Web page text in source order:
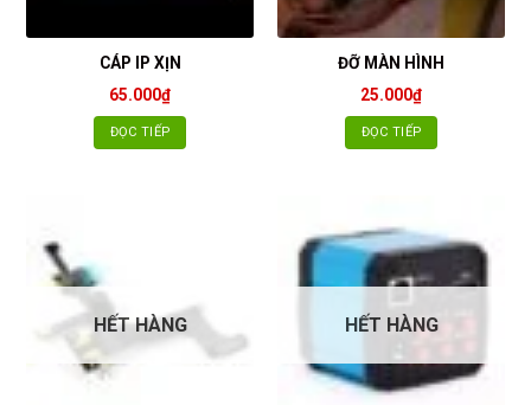
CÁP IP XỊN
65.000₫
ĐỌC TIẾP
ĐỠ MÀN HÌNH
25.000₫
ĐỌC TIẾP
HẾT HÀNG HẾT HÀNG